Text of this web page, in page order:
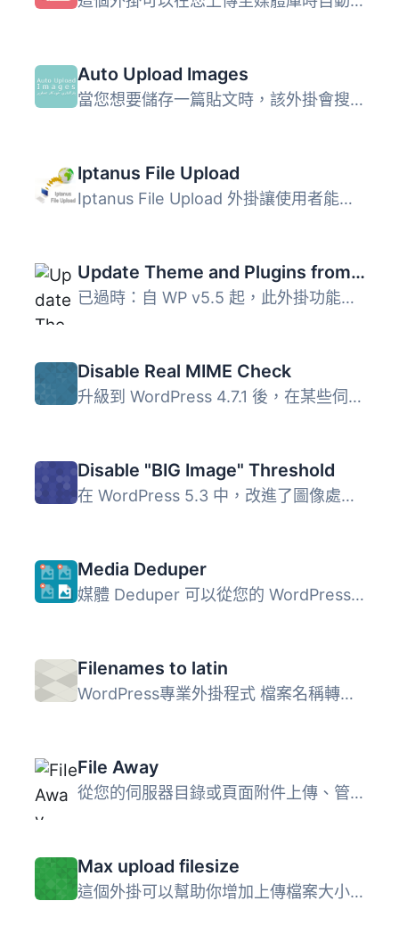
Auto Upload Images
當您想要儲存一篇貼文時，該外掛會搜索存在於貼文中的圖片URL...
Iptanus File Upload
Iptanus File Upload 外掛讓使用者能夠輕鬆且安全地從任何頁...
Update Theme and Plugins from Zip File
已過時：自 WP v5.5 起，此外掛功能已納入 WP 核心，因此不再...
Disable Real MIME Check
升級到 WordPress 4.7.1 後，在某些伺服器架設環境下，部份非...
Disable "BIG Image" Threshold
在 WordPress 5.3 中，改進了圖像處理的方式，其中之一是引入...
Media Deduper
媒體 Deduper 可以從您的 WordPress 媒體庫中找到並刪除重複...
Filenames to latin
WordPress專業外掛程式 檔案名稱轉換成拉丁字母 捐贈 GitHub...
File Away
從您的伺服器目錄或頁面附件上傳、管理和顯示檔案，以時尚的...
Max upload filesize
這個外掛可以幫助你增加上傳檔案大小的限制。